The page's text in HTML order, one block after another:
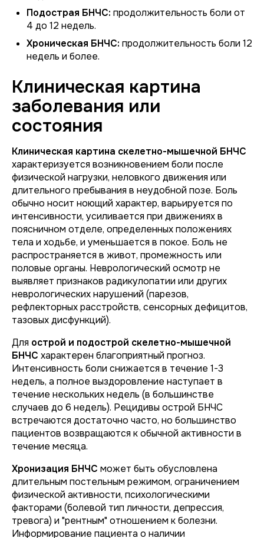
Подострая БНЧС: продолжительность боли от
4 до 12 недель.
Хроническая БНЧС: продолжительность боли 12
недель и более.
Клиническая картина
заболевания или
состояния
Клиническая картина скелетно-мышечной БНЧС
характеризуется возникновением боли после
физической нагрузки, неловкого движения или
длительного пребывания в неудобной позе. Боль
обычно носит ноющий характер, варьируется по
интенсивности, усиливается при движениях в
поясничном отделе, определенных положениях
тела и ходьбе, и уменьшается в покое. Боль не
распространяется в живот, промежность или
половые органы. Неврологический осмотр не
выявляет признаков радикулопатии или других
неврологических нарушений (парезов,
рефлекторных расстройств, сенсорных дефицитов,
тазовых дисфункций).
Для острой и подострой скелетно-мышечной
БНЧС характерен благоприятный прогноз.
Интенсивность боли снижается в течение 1-3
недель, а полное выздоровление наступает в
течение нескольких недель (в большинстве
случаев до 6 недель). Рецидивы острой БНЧС
встречаются достаточно часто, но большинство
пациентов возвращаются к обычной активности в
течение месяца.
Хронизация БНЧС может быть обусловлена
длительным постельным режимом, ограничением
физической активности, психологическими
факторами (болевой тип личности, депрессия,
тревога) и "рентным" отношением к болезни.
Информирование пациента о наличии